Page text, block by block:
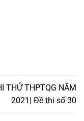
THỬ THPTQG NĂM
2021| Đề thi số 30